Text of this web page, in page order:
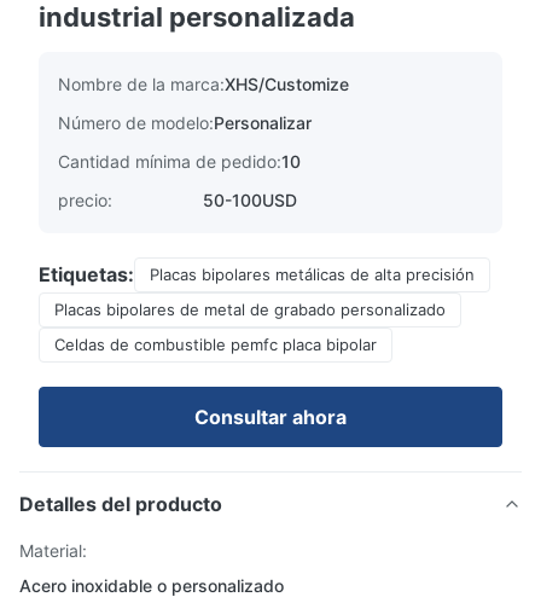
industrial personalizada
Nombre de la marca:XHS/Customize
Número de modelo:Personalizar
Cantidad mínima de pedido:10
precio:
50-100USD
Etiquetas:
Placas bipolares metálicas de alta precisión
Placas bipolares de metal de grabado personalizado
Celdas de combustible pemfc placa bipolar
Consultar ahora
Detalles del producto
Material:
Acero inoxidable o personalizado